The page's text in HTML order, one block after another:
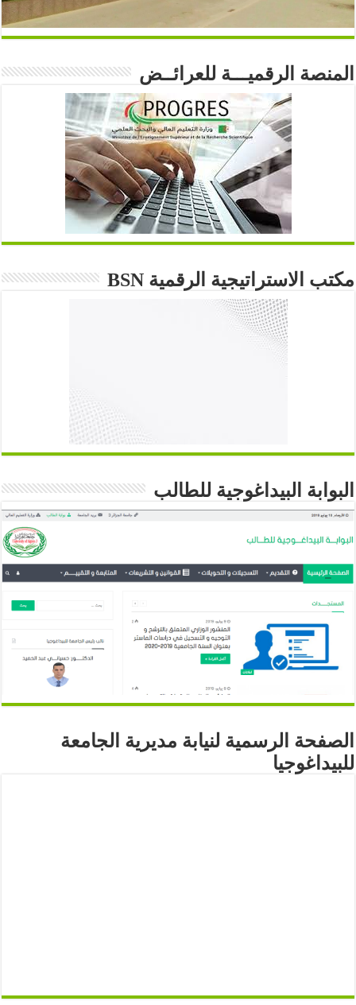
المنصة الرقميـــة للعرائــض
مكتب الاستراتيجية الرقمية BSN
البوابة البيداغوجية للطالب
الصفحة الرسمية لنيابة مديرية الجامعة
للبيداغوجيا